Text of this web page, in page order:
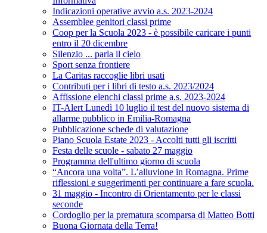
Indicazioni operative avvio a.s. 2023-2024
Assemblee genitori classi prime
Coop per la Scuola 2023 - è possibile caricare i punti
entro il 20 dicembre
Silenzio ... parla il cielo
Sport senza frontiere
La Caritas raccoglie libri usati
Contributi per i libri di testo a.s. 2023/2024
Affissione elenchi classi prime a.s. 2023-2024
IT-Alert Lunedì 10 luglio il test del nuovo sistema di
allarme pubblico in Emilia-Romagna
Pubblicazione schede di valutazione
Piano Scuola Estate 2023 - Accolti tutti gli iscritti
Festa delle scuole - sabato 27 maggio
Programma dell'ultimo giorno di scuola
“Ancora una volta”. L’alluvione in Romagna. Prime
riflessioni e suggerimenti per continuare a fare scuola.
31 maggio - Incontro di Orientamento per le classi
seconde
Cordoglio per la prematura scomparsa di Matteo Botti
Buona Giornata della Terra!